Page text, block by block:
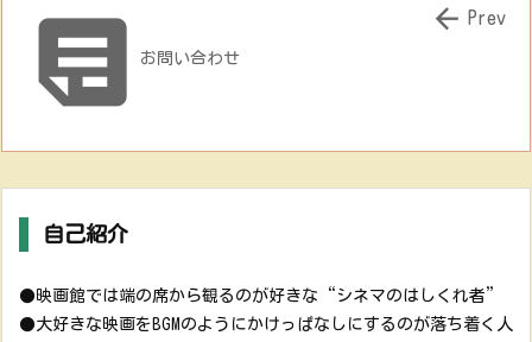
お問い合わせ
 Prev
自己紹介
●映画館では端の席から観るのが好きな“シネマのはしくれ者”
●大好きな映画をBGMのようにかけっぱなしにするのが落ち着く人